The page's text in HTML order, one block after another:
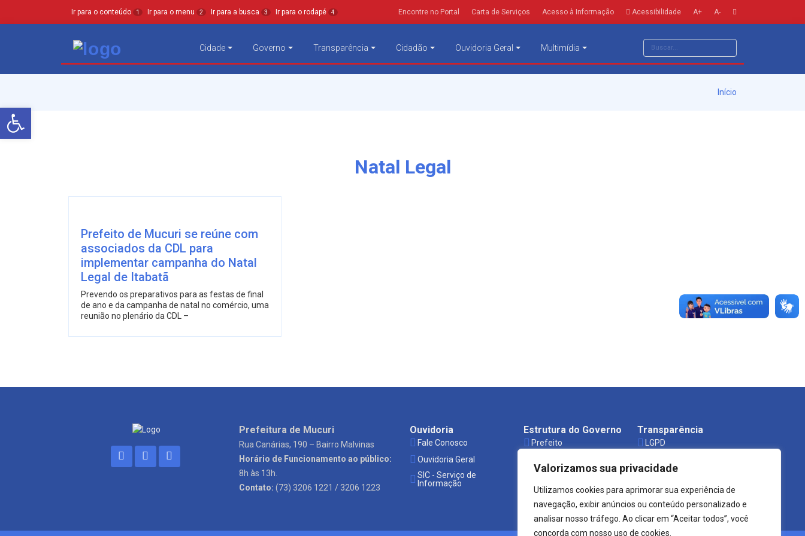
Barra de Ferramentas Aberta
Valorizamos sua privacidade
Utilizamos cookies para aprimorar sua experiência de
navegação, exibir anúncios ou conteúdo personalizado e
analisar nosso tráfego. Ao clicar em “Aceitar todos”, você
concorda com nosso uso de cookies.
Ir para o conteúdo 1 Ir para o menu 2 Ir para a busca 3 Ir para o rodapé 4 Encontre no Portal Carta de Serviços Acesso à Informação Acessibilidade A+ A-
Cidade Governo Transparência Cidadão Ouvidoria Geral Multimídia
Início
Natal Legal
Prefeito de Mucuri se reúne com
associados da CDL para
implementar campanha do Natal
Legal de Itabatã
Prevendo os preparativos para as festas de final
de ano e da campanha de natal no comércio, uma
reunião no plenário da CDL –
Prefeitura de Mucuri
Rua Canárias, 190 – Bairro Malvinas
Horário de Funcionamento ao público:
8h às 13h.
Contato: (73) 3206 1221 / 3206 1223
Ouvidoria
Fale Conosco
Ouvidoria Geral
SIC - Serviço de
Informação
Estrutura do Governo
Prefeito
Transparência
LGPD